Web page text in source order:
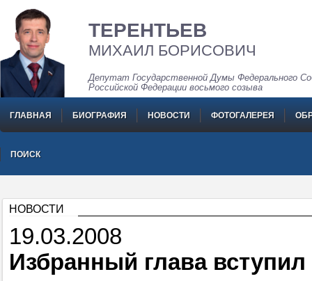
ТЕРЕНТЬЕВ
МИХАИЛ БОРИСОВИЧ
Депутат Государственной Думы Федерального
Российской Федерации восьмого созыва
ГЛАВНАЯ БИОГРАФИЯ НОВОСТИ ФОТОГАЛЕРЕЯ
ПОИСК
НОВОСТИ
19.03.2008
Избранный глава